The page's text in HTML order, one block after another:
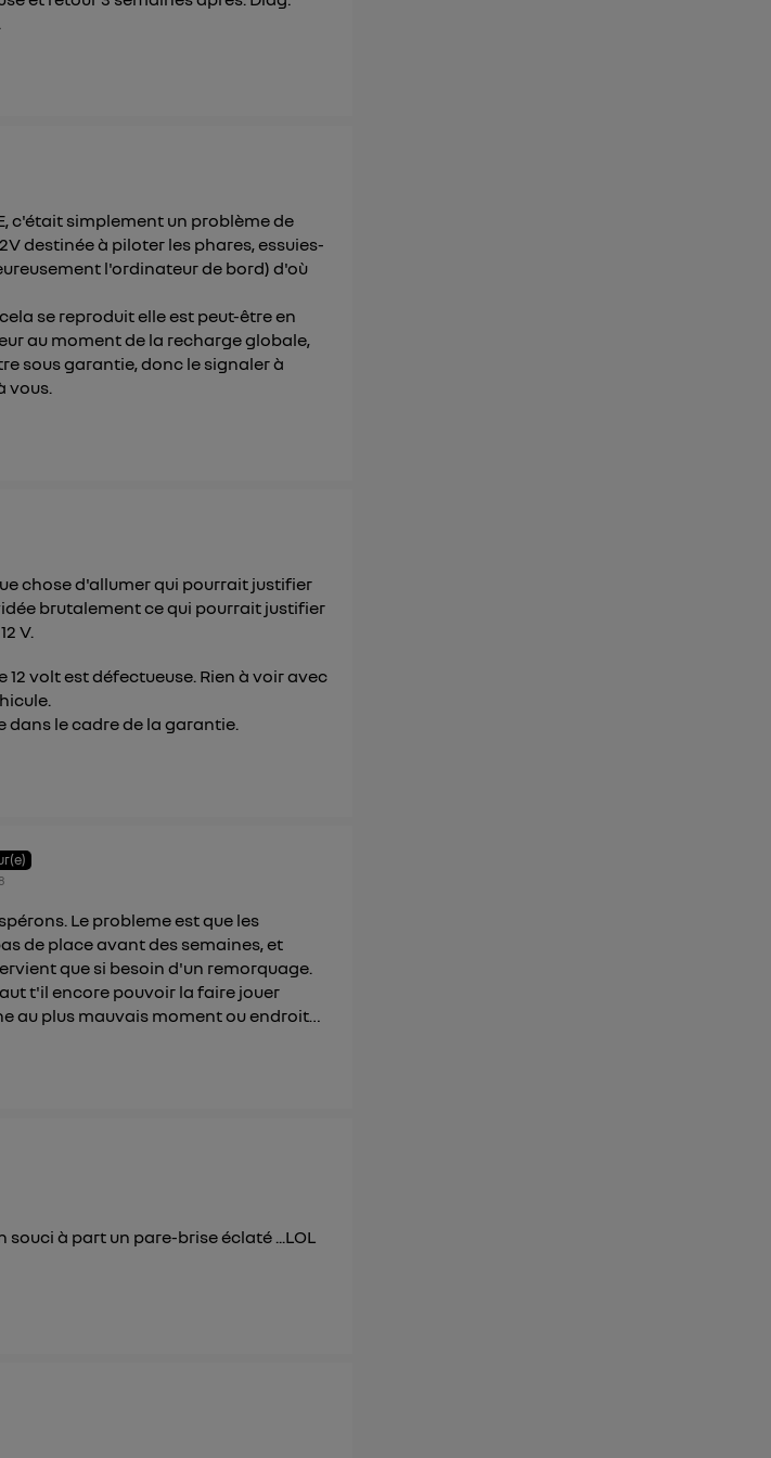
c'était simplement un problème de
destinée à piloter les phares, essuies-
l'ordinateur de bord) d'où
se reproduit elle est peut-être en
au moment de la recharge globale,
sous garantie, donc le signaler à
vous.
chose d'allumer qui pourrait justifier
brutalement ce qui pourrait justifier
V.
12 volt est défectueuse. Rien à voir avec
dans le cadre de la garantie.
Le probleme est que les
de place avant des semaines, et
que si besoin d'un remorquage.
t'il encore pouvoir la faire jouer
au plus mauvais moment ou endroit…
souci à part un pare-brise éclaté ...LOL